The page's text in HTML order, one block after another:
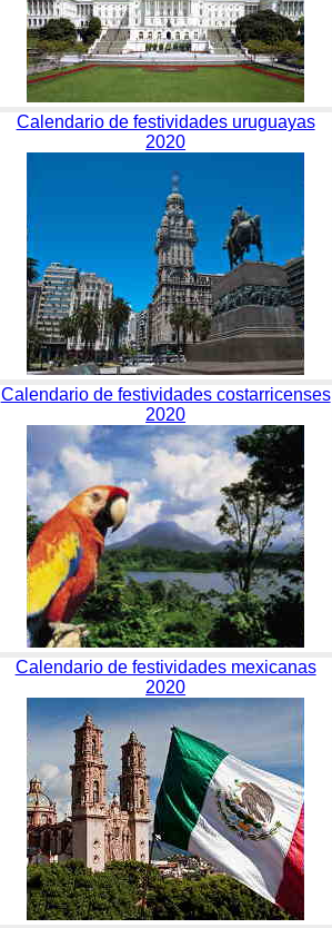
Calendario de festividades uruguayas
2020
Calendario de festividades costarricenses
2020
Calendario de festividades mexicanas
2020